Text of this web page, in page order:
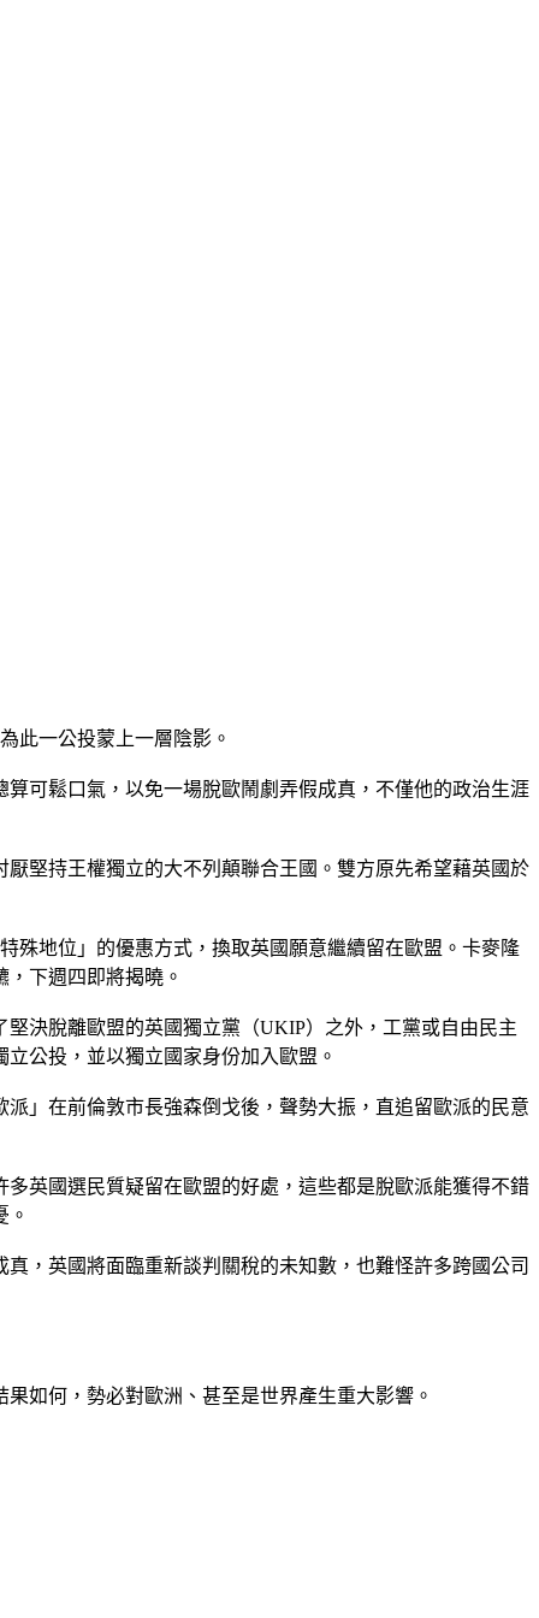
此一公投蒙上一層陰影。
可鬆口氣，以免一場脫歐鬧劇弄假成真，不僅他的政治生涯
堅持王權獨立的大不列顛聯合王國。雙方原先希望藉英國於
殊地位」的優惠方式，換取英國願意繼續留在歐盟。卡麥隆
下週四即將揭曉。
決脫離歐盟的英國獨立黨（UKIP）之外，工黨或自由民主
公投，並以獨立國家身份加入歐盟。
」在前倫敦市長強森倒戈後，聲勢大振，直追留歐派的民意
英國選民質疑留在歐盟的好處，這些都是脫歐派能獲得不錯
。
，英國將面臨重新談判關稅的未知數，也難怪許多跨國公司
如何，勢必對歐洲、甚至是世界產生重大影響。